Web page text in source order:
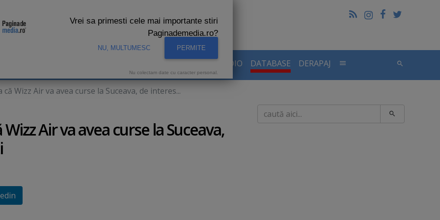
AUDIENTE RADIO DATABASE DERAPAJ
că Wizz Air va avea curse la Suceava, de interes...
Air va avea curse la Suceava,
Caută
Vrei sa primesti cele mai importante stiri
Paginademedia.ro?
NU, MULTUMESC PERMITE
Nu colectam date cu caracter personal.